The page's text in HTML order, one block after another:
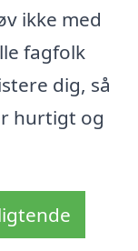
ikke med
fagfolk
dig, så
hurtigt og